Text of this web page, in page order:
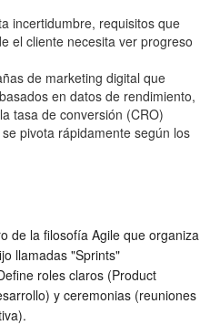
incertidumbre, requisitos que
el cliente necesita ver progreso
de marketing digital que
en datos de rendimiento,
tasa de conversión (CRO)
pivota rápidamente según los
de la filosofía Agile que organiza
llamadas "Sprints"
roles claros (Product
y ceremonias (reuniones